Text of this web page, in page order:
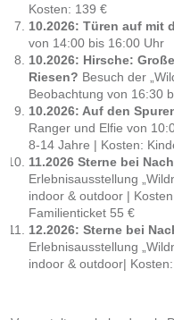
Kosten: 139 €
10.2026: Türen auf mit
von 14:00 bis 16:00 Uhr
10.2026: Hirsche:
Riesen? Besuch der
Beobachtung von 16:30
10.2026: Auf den
Ranger und Elfie von
8-14 Jahre | Kosten:
11.2026 Sterne bei
Erlebnisausstellung
indoor & outdoor |
Familienticket 55 €
12.2026: Sterne bei
Erlebnisausstellung
indoor & outdoor|